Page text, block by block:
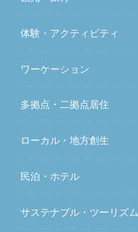
体験・アクティビティ
ワーケーション
多拠点・二拠点居住
ローカル・地方創生
民泊・ホテル
サステナブル・ツーリズム